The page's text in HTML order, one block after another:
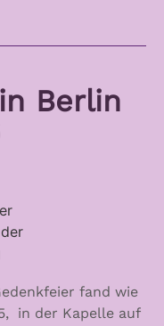
Berlin
fand wie
in der Kapelle auf